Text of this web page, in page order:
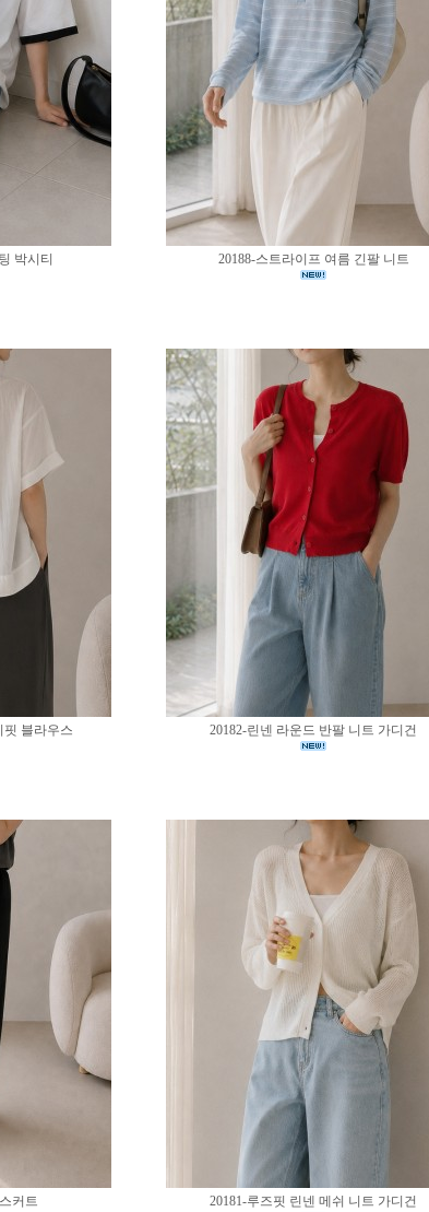
박시티 20188-스트라이프 여름 긴팔 니트
핏 블라우스 20182-린넨 라운드 반팔 니트 가디건
커트 20181-루즈핏 린넨 메쉬 니트 가디건